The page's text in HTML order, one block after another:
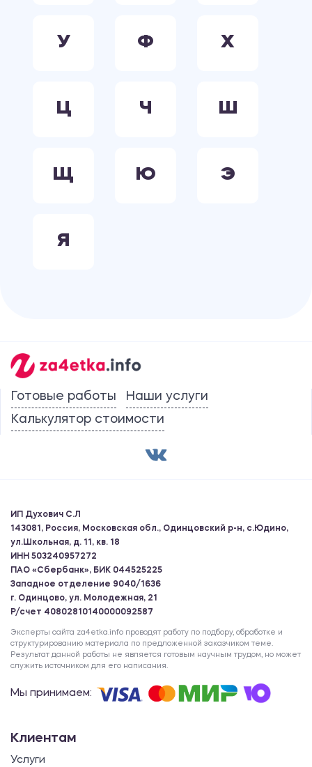
У Ф Х
Ц Ч Ш
Щ Ю Э
Я
Готовые работы
Наши услуги
Калькулятор стоимости
ИП Духович С.Л
143081, Россия, Московская обл., Одинцовский р-н, с.Юдино,
ул.Школьная, д. 11, кв. 18
ИНН 503240957272
ПАО «Сбербанк», БИК 044525225
Западное отделение 9040/1636
г. Одинцово, ул. Молодежная, 21
Р/счет 40802810140000092587
Эксперты сайта za4etka.info проводят работу по подбору, обработке и
структурированию материала по предложенной заказчиком теме.
Результат данной работы не является готовым научным трудом, но может
служить источником для его написания.
Мы принимаем:
Клиентам
Услуги